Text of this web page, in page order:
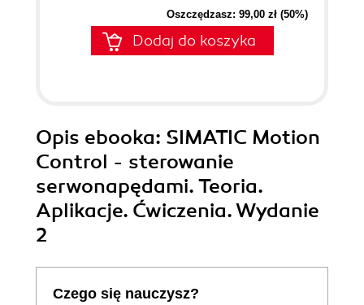
Oszczędzasz: 99,00 zł (50%)
Dodaj do koszyka
Opis ebooka: SIMATIC Motion
Control - sterowanie
serwonapędami. Teoria.
Aplikacje. Ćwiczenia. Wydanie
2
Czego się nauczysz?